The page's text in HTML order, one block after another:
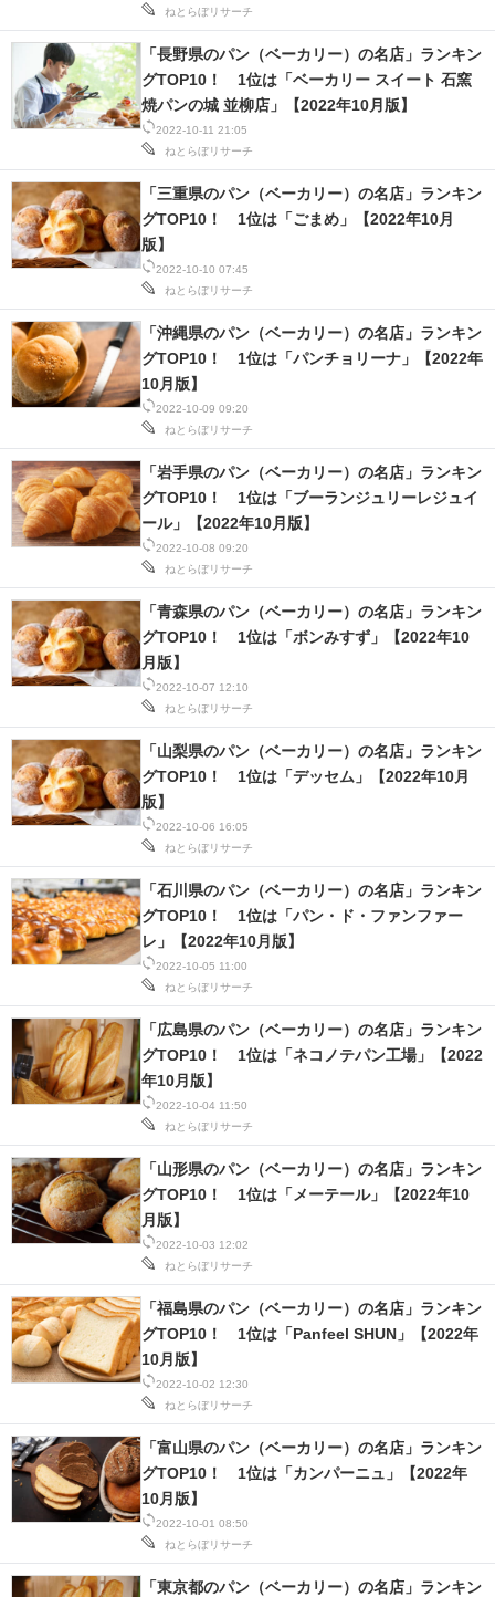
ねとらぼリサーチ
2022-10-11 21:05
ねとらぼリサーチ
「長野県のパン（ベーカリー）の名店」ランキン
グTOP10！ 1位は「ベーカリー スイート 石窯
焼パンの城 並柳店」【2022年10月版】
2022-10-10 07:45
ねとらぼリサーチ
「三重県のパン（ベーカリー）の名店」ランキン
グTOP10！ 1位は「ごまめ」【2022年10月
版】
2022-10-09 09:20
ねとらぼリサーチ
「沖縄県のパン（ベーカリー）の名店」ランキン
グTOP10！ 1位は「パンチョリーナ」【2022年
10月版】
2022-10-08 09:20
ねとらぼリサーチ
「岩手県のパン（ベーカリー）の名店」ランキン
グTOP10！ 1位は「ブーランジュリーレジュイ
ール」【2022年10月版】
2022-10-07 12:10
ねとらぼリサーチ
「青森県のパン（ベーカリー）の名店」ランキン
グTOP10！ 1位は「ボンみすず」【2022年10
月版】
2022-10-06 16:05
ねとらぼリサーチ
「山梨県のパン（ベーカリー）の名店」ランキン
グTOP10！ 1位は「デッセム」【2022年10月
版】
2022-10-05 11:00
ねとらぼリサーチ
「石川県のパン（ベーカリー）の名店」ランキン
グTOP10！ 1位は「パン・ド・ファンファー
レ」【2022年10月版】
2022-10-04 11:50
ねとらぼリサーチ
「広島県のパン（ベーカリー）の名店」ランキン
グTOP10！ 1位は「ネコノテパン工場」【2022
年10月版】
2022-10-03 12:02
ねとらぼリサーチ
「山形県のパン（ベーカリー）の名店」ランキン
グTOP10！ 1位は「メーテール」【2022年10
月版】
2022-10-02 12:30
ねとらぼリサーチ
「福島県のパン（ベーカリー）の名店」ランキン
グTOP10！ 1位は「Panfeel SHUN」【2022年
10月版】
2022-10-01 08:50
ねとらぼリサーチ
「富山県のパン（ベーカリー）の名店」ランキン
グTOP10！ 1位は「カンパーニュ」【2022年
10月版】
「東京都のパン（ベーカリー）の名店」ランキン